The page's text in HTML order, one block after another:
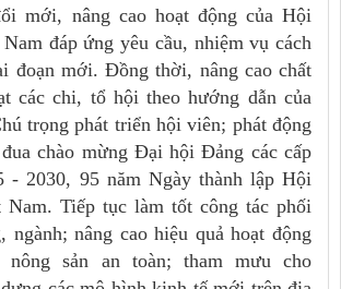
mới, nâng cao hoạt động của Hội
đáp ứng yêu cầu, nhiệm vụ cách
đoạn mới. Đồng thời, nâng cao chất
các chi, tổ hội theo hướng dẫn của
trọng phát triển hội viên; phát động
chào mừng Đại hội Đảng các cấp
- 2030, 95 năm Ngày thành lập Hội
Nam. Tiếp tục làm tốt công tác phối
ngành; nâng cao hiệu quả hoạt động
nông sản an toàn; tham mưu cho